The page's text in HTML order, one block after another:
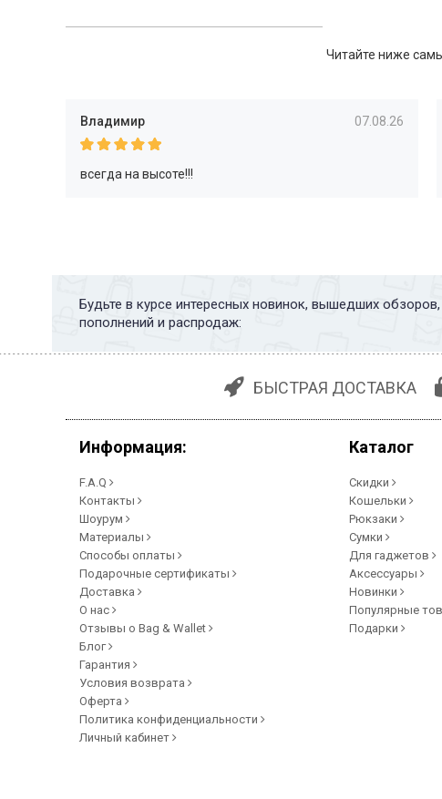
Читайте ниже
Владимир 07.08.26
всегда на высоте!!!
Будьте в курсе интересных новинок, вышедших обзоров,
пополнений и распродаж:
БЫСТРАЯ ДОСТАВКА
Информация:
F.A.Q
Контакты
Шоурум
Материалы
Способы оплаты
Подарочные сертификаты
Доставка
О нас
Отзывы о Bag & Wallet
Блог
Гарантия
Условия возврата
Оферта
Политика конфиденциальности
Личный кабинет
Каталог
Скидки
Кошельки
Рюкзаки
Сумки
Для гаджетов
Аксессуары
Новинки
Популярные
Подарки